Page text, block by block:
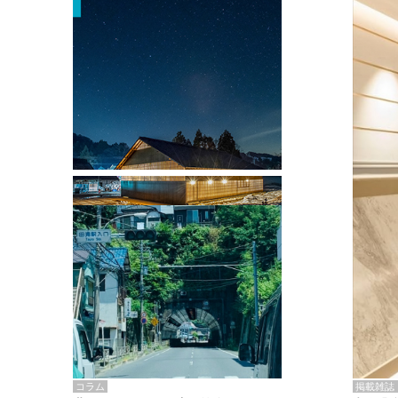
掲載雑誌
掲載雑誌・書籍
『街歩き研修「アールデコとモダニズ
ム、和風バロック」』のレポート記事が
掲載
コラム